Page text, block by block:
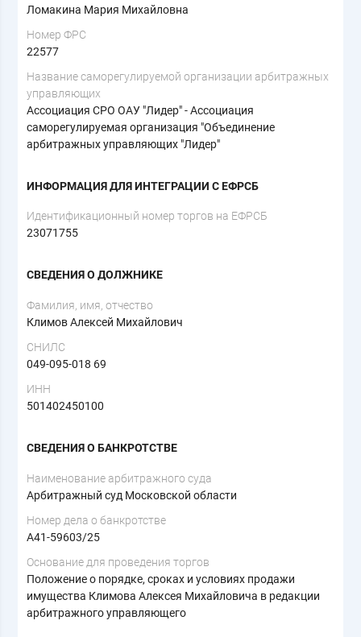
Ломакина Мария Михайловна
Номер ФРС
22577
Название саморегулируемой организации арбитражных
управляющих
Ассоциация СРО ОАУ "Лидер" - Ассоциация
саморегулируемая организация "Объединение
арбитражных управляющих "Лидер"
ИНФОРМАЦИЯ ДЛЯ ИНТЕГРАЦИИ С ЕФРСБ
Идентификационный номер торгов на ЕФРСБ
23071755
СВЕДЕНИЯ О ДОЛЖНИКЕ
Фамилия, имя, отчество
Климов Алексей Михайлович
СНИЛС
049-095-018 69
ИНН
501402450100
СВЕДЕНИЯ О БАНКРОТСТВЕ
Наименование арбитражного суда
Арбитражный суд Московской области
Номер дела о банкротстве
А41-59603/25
Основание для проведения торгов
Положение о порядке, сроках и условиях продажи
имущества Климова Алексея Михайловича в редакции
арбитражного управляющего